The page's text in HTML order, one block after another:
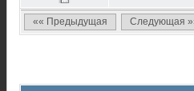
«« Предыдущая Следующая